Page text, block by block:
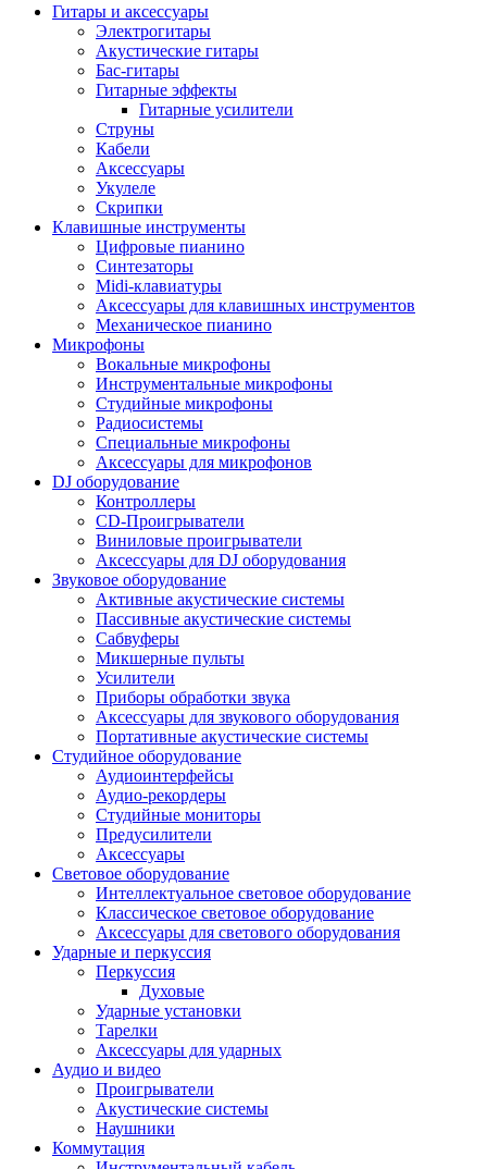
Гитары и аксессуары
Электрогитары
Акустические гитары
Бас-гитары
Гитарные эффекты
Гитарные усилители
Струны
Кабели
Аксессуары
Укулеле
Скрипки
Клавишные инструменты
Цифровые пианино
Синтезаторы
Midi-клавиатуры
Аксессуары для клавишных инструментов
Механическое пианино
Микрофоны
Вокальные микрофоны
Инструментальные микрофоны
Студийные микрофоны
Радиосистемы
Специальные микрофоны
Аксессуары для микрофонов
DJ оборудование
Контроллеры
CD-Проигрыватели
Виниловые проигрыватели
Аксессуары для DJ оборудования
Звуковое оборудование
Активные акустические системы
Пассивные акустические системы
Сабвуферы
Микшерные пульты
Усилители
Приборы обработки звука
Аксессуары для звукового оборудования
Портативные акустические системы
Студийное оборудование
Аудиоинтерфейсы
Аудио-рекордеры
Студийные мониторы
Предусилители
Аксессуары
Световое оборудование
Интеллектуальное световое оборудование
Классическое световое оборудование
Аксессуары для светового оборудования
Ударные и перкуссия
Перкуссия
Духовые
Ударные установки
Тарелки
Аксессуары для ударных
Аудио и видео
Проигрыватели
Акустические системы
Наушники
Коммутация